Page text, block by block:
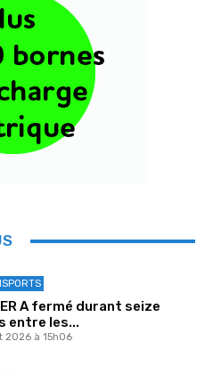
A fermé durant seize
entre les...
2026 à 15h06